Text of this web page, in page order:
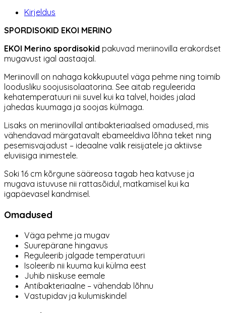
Kirjeldus
SPORDISOKID EKOI MERINO
EKOI Merino spordisokid pakuvad meriinovilla erakordset
mugavust igal aastaajal.
Meriinovill on nahaga kokkupuutel väga pehme ning toimib
loodusliku soojusisolaatorina. See aitab reguleerida
kehatemperatuuri nii suvel kui ka talvel, hoides jalad
jahedas kuumaga ja soojas külmaga.
Lisaks on meriinovillal antibakteriaalsed omadused, mis
vähendavad märgatavalt ebameeldiva lõhna teket ning
pesemisvajadust – ideaalne valik reisijatele ja aktiivse
eluviisiga inimestele.
Soki 16 cm kõrgune sääreosa tagab hea katvuse ja
mugava istuvuse nii rattasõidul, matkamisel kui ka
igapäevasel kandmisel.
Omadused
Väga pehme ja mugav
Suurepärane hingavus
Reguleerib jalgade temperatuuri
Isoleerib nii kuuma kui külma eest
Juhib niiskuse eemale
Antibakteriaalne – vähendab lõhnu
Vastupidav ja kulumiskindel